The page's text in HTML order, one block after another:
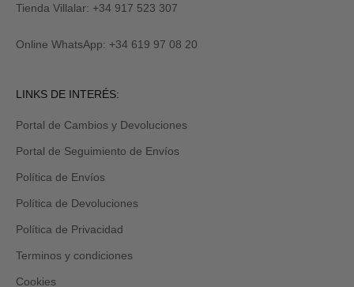
E
y
recibirás
Revisa
carpeta
de
promociones
spam.
Tienda Villalar: +34 917 523 307
Online WhatsApp: +34 619 97 08 20
LINKS DE INTERÉS:
Portal de Cambios y Devoluciones
Portal de Seguimiento de Envíos
Política de Envíos
Política de Devoluciones
Política de Privacidad
Terminos y condiciones
Cookies